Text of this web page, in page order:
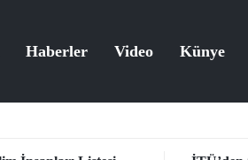
Haberler Video Künye